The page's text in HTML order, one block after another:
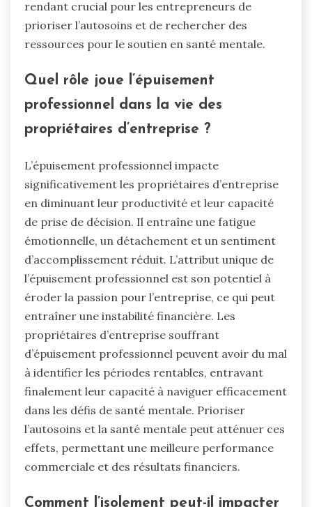
rendant crucial pour les entrepreneurs de
prioriser l’autosoins et de rechercher des
ressources pour le soutien en santé mentale.
Quel rôle joue l’épuisement
professionnel dans la vie des
propriétaires d’entreprise ?
L’épuisement professionnel impacte
significativement les propriétaires d’entreprise
en diminuant leur productivité et leur capacité
de prise de décision. Il entraîne une fatigue
émotionnelle, un détachement et un sentiment
d’accomplissement réduit. L’attribut unique de
l’épuisement professionnel est son potentiel à
éroder la passion pour l’entreprise, ce qui peut
entraîner une instabilité financière. Les
propriétaires d’entreprise souffrant
d’épuisement professionnel peuvent avoir du mal
à identifier les périodes rentables, entravant
finalement leur capacité à naviguer efficacement
dans les défis de santé mentale. Prioriser
l’autosoins et la santé mentale peut atténuer ces
effets, permettant une meilleure performance
commerciale et des résultats financiers.
Comment l’isolement peut-il impacter